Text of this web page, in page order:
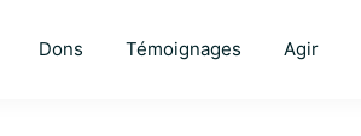
Dons Témoignages Agir